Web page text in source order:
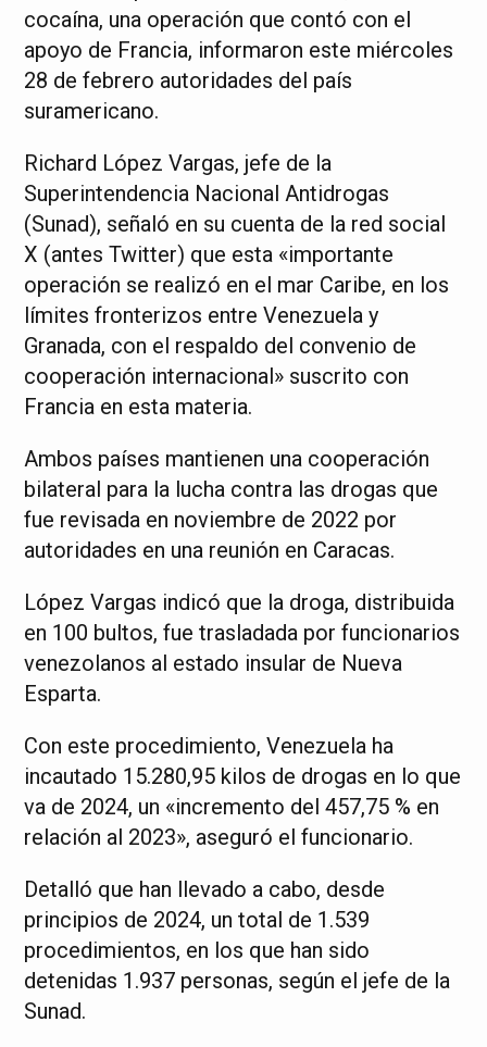
cocaína, una operación que contó con el
apoyo de Francia, informaron este miércoles
28 de febrero autoridades del país
suramericano.
Richard López Vargas, jefe de la
Superintendencia Nacional Antidrogas
(Sunad), señaló en su cuenta de la red social
X (antes Twitter) que esta «importante
operación se realizó en el mar Caribe, en los
límites fronterizos entre Venezuela y
Granada, con el respaldo del convenio de
cooperación internacional» suscrito con
Francia en esta materia.
Ambos países mantienen una cooperación
bilateral para la lucha contra las drogas que
fue revisada en noviembre de 2022 por
autoridades en una reunión en Caracas.
López Vargas indicó que la droga, distribuida
en 100 bultos, fue trasladada por funcionarios
venezolanos al estado insular de Nueva
Esparta.
Con este procedimiento, Venezuela ha
incautado 15.280,95 kilos de drogas en lo que
va de 2024, un «incremento del 457,75 % en
relación al 2023», aseguró el funcionario.
Detalló que han llevado a cabo, desde
principios de 2024, un total de 1.539
procedimientos, en los que han sido
detenidas 1.937 personas, según el jefe de la
Sunad.